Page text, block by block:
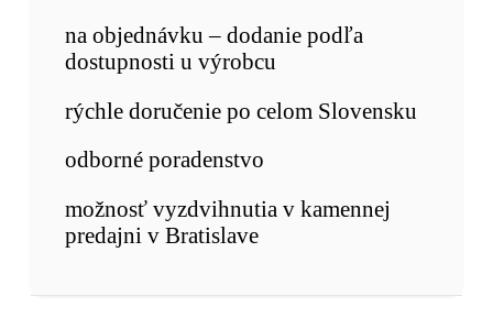
na objednávku – dodanie podľa
dostupnosti u výrobcu
rýchle doručenie po celom Slovensku
odborné poradenstvo
možnosť vyzdvihnutia v kamennej
predajni v Bratislave